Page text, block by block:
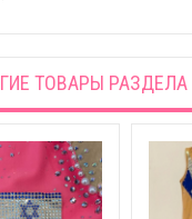
ТОВАРЫ РАЗДЕЛА